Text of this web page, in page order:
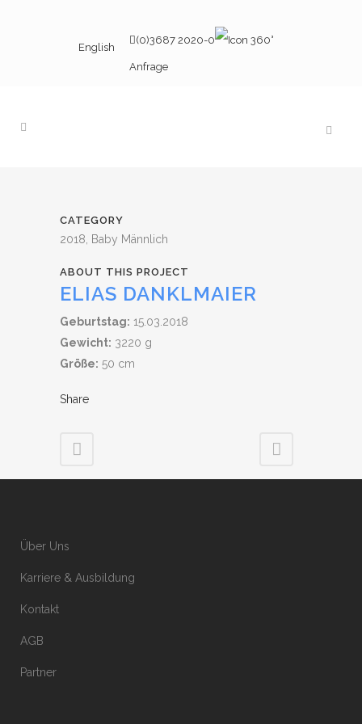
English
(0)3687 2020-0
Anfrage
CATEGORY
2018, Baby Männlich
ABOUT THIS PROJECT
ELIAS DANKLMAIER
Geburtstag: 15.03.2018
Gewicht: 3220 g
Größe: 50 cm
Share
Über Uns
Karriere & Ausbildung
Kontakt
AGB
Partner